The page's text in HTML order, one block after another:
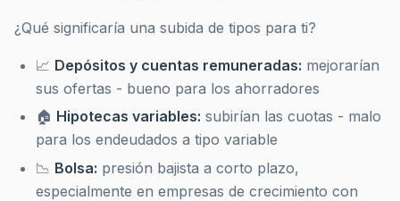
¿Qué significaría una subida de tipos para ti?
📈 Depósitos y cuentas remuneradas: mejorarían
sus ofertas - bueno para los ahorradores
🏠 Hipotecas variables: subirían las cuotas - malo
para los endeudados a tipo variable
📉 Bolsa: presión bajista a corto plazo,
especialmente en empresas de crecimiento con